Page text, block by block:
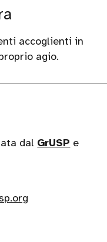
accoglienti in
agio.
dal GrUSP e